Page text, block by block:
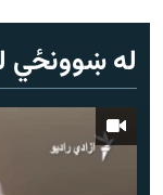
له ښوونځي